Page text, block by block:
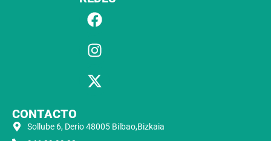
CONTACTO
Sollube 6, Derio 48005 Bilbao,Bizkaia